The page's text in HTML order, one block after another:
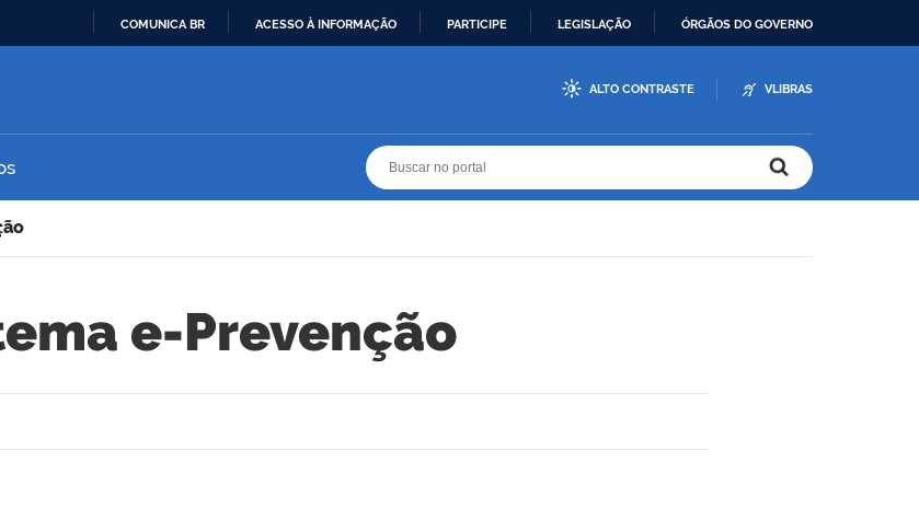
COMUNICA BR ACESSO À INFORMAÇÃO PARTICIPE LEGISLAÇÃO ÓRGÃOS DO GOVERNO
ALTO CONTRASTE VLIBRAS
e-Prevenção